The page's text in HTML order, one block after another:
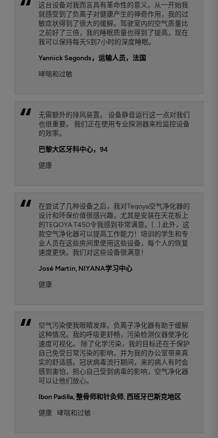
这台设备对我而言具有革命性的意义。从一开始我
就感受到了负离子对健康产生的神奇作用，我的过
敏症状得到了很大的缓解。驾驶室内的空气质量比
之前好了三倍，我的睡眠质量也得到了提高，现在
我可以保持每天5到7小时的深度睡眠。
Yannick Segonds，运输人员，法国
哮喘和过敏
无需额外的排风装置。 设备静音运行这一点对我们
也很重要。 我们正在使用专业探测器来检监控设备
的效率。
巴黎大区牙科中心，94
健康
在尝试了几种设备之后，我对Teqoya空气净化器的
设计和环保价值很感兴趣，尤其是安装在天花板上
的TEQOYA T450令我感到非常满意。[...] 此外，这
款空气净化器可以提高工作能力！培训的学生和专
业人员在这些房间里使用这些设备，每个人的恢复
速度更快。我们对这些设备很满意！
José Martin, NIYANA学习中心
健康
空气污染使我眼睛发痒。负离子净化器有助于缓解
这种情况。我的呼吸更舒畅，污染检测仪器使净化
速度可视化。 除了化学污染，我的目标还在于保护
自己免受日常污染的影响，并为我的办公室带来真
实的舒适感。冠状病毒流行期间，来的病人有时会
感到害怕，担心自己受到病毒的影响，空气净化器
可以让他们放心。
Ibon Padilla, 整骨师和针灸师, 西班牙巴斯克地区
健康
哮喘和过敏